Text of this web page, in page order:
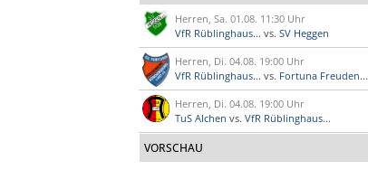
Herren, Sa. 01.08. 11:30 Uhr
VfR Rüblinghaus... vs. SV Heggen
Herren, Di. 04.08. 19:00 Uhr
VfR Rüblinghaus... vs. Fortuna Freuden...
Herren, Di. 04.08. 19:00 Uhr
TuS Alchen vs. VfR Rüblinghaus...
VORSCHAU